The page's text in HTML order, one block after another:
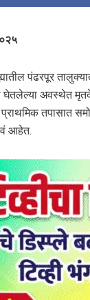
पंढरपूर
अवस्थेत
प्राथमिक तपासात
आहेत.